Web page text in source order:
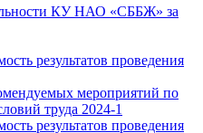
КУ НАО «СББЖ» за
результатов проведения
мероприятий по
труда 2024-1
результатов проведения